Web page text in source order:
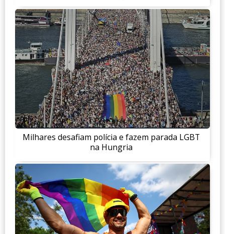
Milhares desafiam polícia e fazem parada LGBT
na Hungria